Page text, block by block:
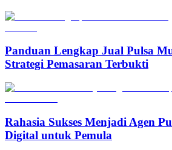
Panduan Lengkap Jual Pulsa
Strategi Pemasaran Terbukti
Rahasia Sukses Menjadi Agen
Digital untuk Pemula